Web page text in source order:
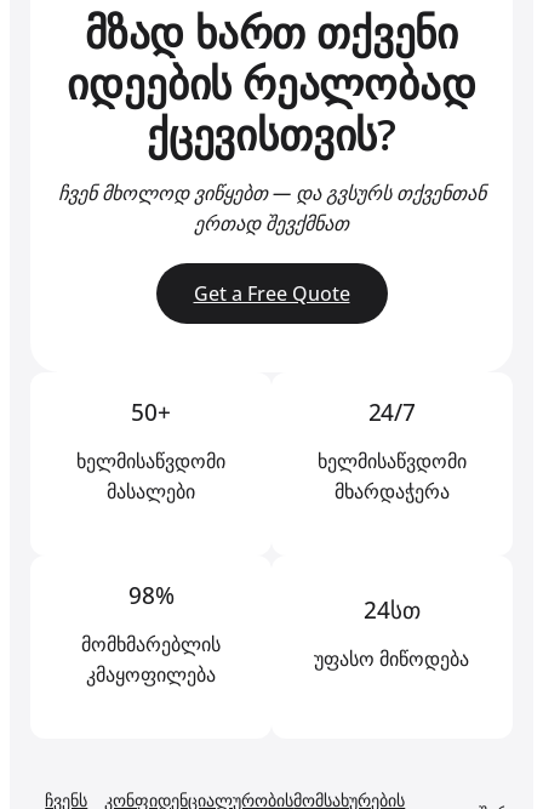
მზად ხართ თქვენი
იდეების რეალობად
ქცევისთვის?
ჩვენ მხოლოდ ვიწყებთ — და გვსურს თქვენთან
ერთად შევქმნათ
Get a Free Quote
50+
ხელმისაწვდომი
მასალები
24/7
ხელმისაწვდომი
მხარდაჭერა
98%
მომხმარებლის
კმაყოფილება
24სთ
უფასო მიწოდება
ჩვენს კონფიდენციალურობისმომსახურების